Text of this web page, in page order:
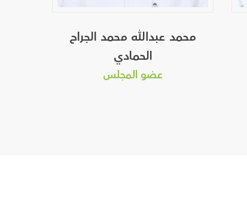
محمد عبدالله محمد الجراح
الحمادي
عضو المجلس